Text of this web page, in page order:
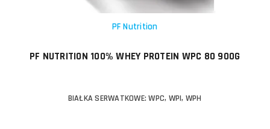
PF Nutrition
PF NUTRITION 100% WHEY PROTEIN WPC 80 900G
BIAŁKA SERWATKOWE: WPC, WPI, WPH